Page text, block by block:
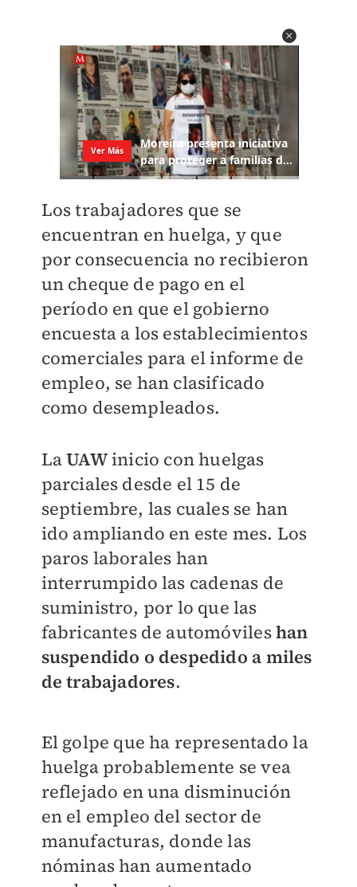
Los trabajadores que se
encuentran en huelga, y que
por consecuencia no recibieron
un cheque de pago en el
período en que el gobierno
encuesta a los establecimientos
comerciales para el informe de
empleo, se han clasificado
como desempleados.
LaUAWinicio con huelgas
parciales desde el 15 de
septiembre, las cuales se han
ido ampliando en este mes. Los
paros laborales han
interrumpido las cadenas de
suministro, por lo que las
fabricantes de automóvileshan
suspendido o despedido a miles
de trabajadores.
El golpe que ha representado la
huelga probablemente se vea
reflejado en una disminución
en el empleo del sector de
manufacturas, donde las
nóminas han aumentado